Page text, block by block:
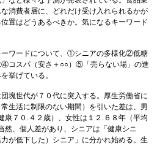
消費者層に、どれだけ受け入れられるかが
置はどうあるべきか。気になるキーワード
ワードについて、①シニアの多様化②低糖
コスパ（安さ＋○○）⑤「売らない場」の進
挙げている。
塊世代が７０代に突入する。厚生労働省に
生活に制限のない期間）を引いた差は、男
康７０.４２歳）、女性は１２.６８年（平均
然、個人差があり、シニアは「健康シニ
が低下した）シニア」に分かれ始める。生